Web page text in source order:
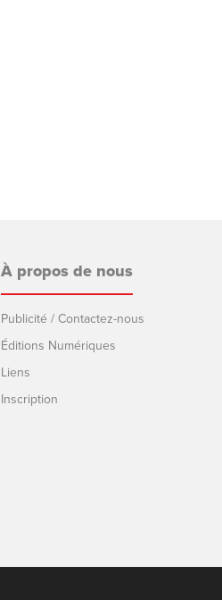
À propos de nous
Publicité / Contactez-nous
Éditions Numériques
Liens
Inscription